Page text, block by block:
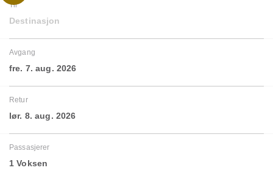
Til
Destinasjon
Avgang
fre. 7. aug. 2026
Retur
lør. 8. aug. 2026
Passasjerer
1 Voksen